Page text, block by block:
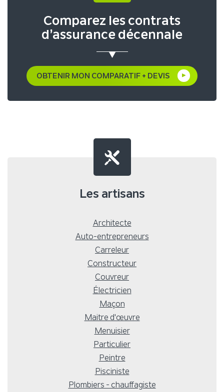
Comparez les contrats
d’assurance décennale
OBTENIR MON COMPARATIF + DEVIS
Les artisans
Architecte
Auto-entrepreneurs
Carreleur
Constructeur
Couvreur
Électricien
Maçon
Maitre d'œuvre
Menuisier
Particulier
Peintre
Pisciniste
Plombiers - chauffagiste